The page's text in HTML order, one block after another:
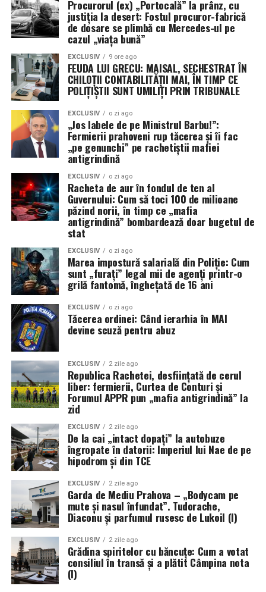
Istoria navală ne învață că, în ambele Războaie
Mondiale, aliații au fost reticenți în a adopta sistemul
convoaielor, preferând să „vâneze” amenințarea. În
ambele cazuri, strategia a eșuat catastrofal până când s-
a revenit la escortarea directă. Astăzi, Marina pare să
repete aceleași greșeli, încercând să creeze „coridoare
sigure” de la distanță, o tactică ce nu a reușit să
convingă armatorii să își trimită navele la apă.
După cinci luni de conflict, concluzia este ineluctabilă: o
strâmtoare blocată sub ochii unei flote de 290 de nave și
345.000 de marinari este, prin definiție, un eșec naval.
Până când această problemă nu va fi diagnosticată și
rezolvată, supremația maritimă a SUA rămâne doar un
concept teoretic, în timp ce 500 de nave comerciale
stau blocate, așteptând o siguranță care nu mai vine.
Procurorul (ex) „Portocală” la prânz, cu
justiția la desert: Fostul procuror-fabrică
de dosare se plimbă cu Mercedes-ul pe
cazul „viața bună”
EXCLUSIV 9 ore ago
FEUDA LUI GRECU: MAISAL, SECHESTRAT ÎN
CHILOȚII CONTABILITĂȚII MAI, ÎN TIMP CE
POLIȚIȘTII SUNT UMILIȚI PRIN TRIBUNALE
EXCLUSIV o zi ago
„Jos labele de pe Ministrul Barbu!”:
Fermierii prahoveni rup tăcerea și îi fac
„pe genunchi” pe rachetiștii mafiei
antigrindină
EXCLUSIV o zi ago
Racheta de aur în fondul de ten al
Guvernului: Cum să toci 100 de milioane
păzind norii, în timp ce „mafia
antigrindină” bombardează doar bugetul de
stat
EXCLUSIV o zi ago
Marea impostură salarială din Poliție: Cum
sunt „furați” legal mii de agenți printr-o
grilă fantomă, înghețată de 16 ani
EXCLUSIV o zi ago
Tăcerea ordinei: Când ierarhia în MAI
devine scuză pentru abuz
EXCLUSIV 2 zile ago
Republica Rachetei, desființată de cerul
liber: fermierii, Curtea de Conturi și
Forumul APPR pun „mafia antigrindină” la
zid
EXCLUSIV 2 zile ago
De la cai „intact dopați” la autobuze
îngropate în datorii: Imperiul lui Nae de pe
hipodrom și din TCE
EXCLUSIV 2 zile ago
Garda de Mediu Prahova – „Bodycam pe
mute și nasul înfundat”. Tudorache,
Diaconu și parfumul rusesc de Lukoil (I)
EXCLUSIV 2 zile ago
Grădina spiritelor cu băncuțe: Cum a votat
consiliul în transă și a plătit Câmpina nota
(I)